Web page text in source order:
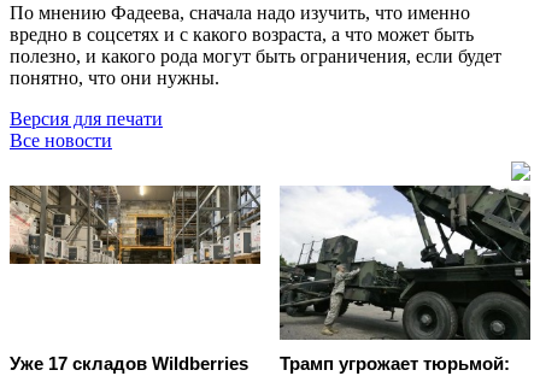
По мнению Фадеева, сначала надо изучить, что именно
вредно в соцсетях и с какого возраста, а что может быть
полезно, и какого рода могут быть ограничения, если будет
понятно, что они нужны.
Версия для печати
Все новости
Уже 17 складов Wildberries
Трамп угрожает тюрьмой: